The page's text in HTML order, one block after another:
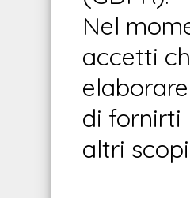
Nel
accetti
di fornirti
altri